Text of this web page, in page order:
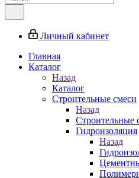
Личный кабинет
Главная
Каталог
Назад
Каталог
Строительные смеси
Назад
Строительные
Гидроизоляция
Назад